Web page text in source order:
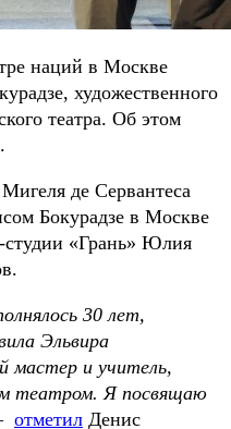
наций в Москве
художественного
театра. Об этом
де Сервантеса
Бокурадзе в Москве
студии «Грань» Юлия
30 лет,
Эльвира
мастер и учитель,
театром. Я посвящаю
отметил Денис